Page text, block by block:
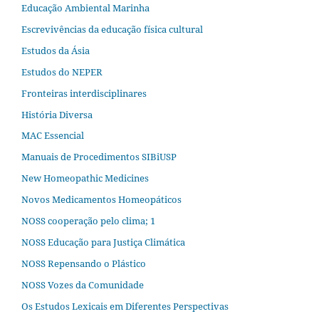
Educação Ambiental Marinha
Escrevivências da educação física cultural
Estudos da Ásia​
Estudos do NEPER
Fronteiras interdisciplinares
História Diversa
MAC Essencial
Manuais de Procedimentos SIBiUSP
New Homeopathic Medicines
Novos Medicamentos Homeopáticos
NOSS cooperação pelo clima; 1
NOSS Educação para Justiça Climática
NOSS Repensando o Plástico
NOSS Vozes da Comunidade
Os Estudos Lexicais em Diferentes Perspectivas